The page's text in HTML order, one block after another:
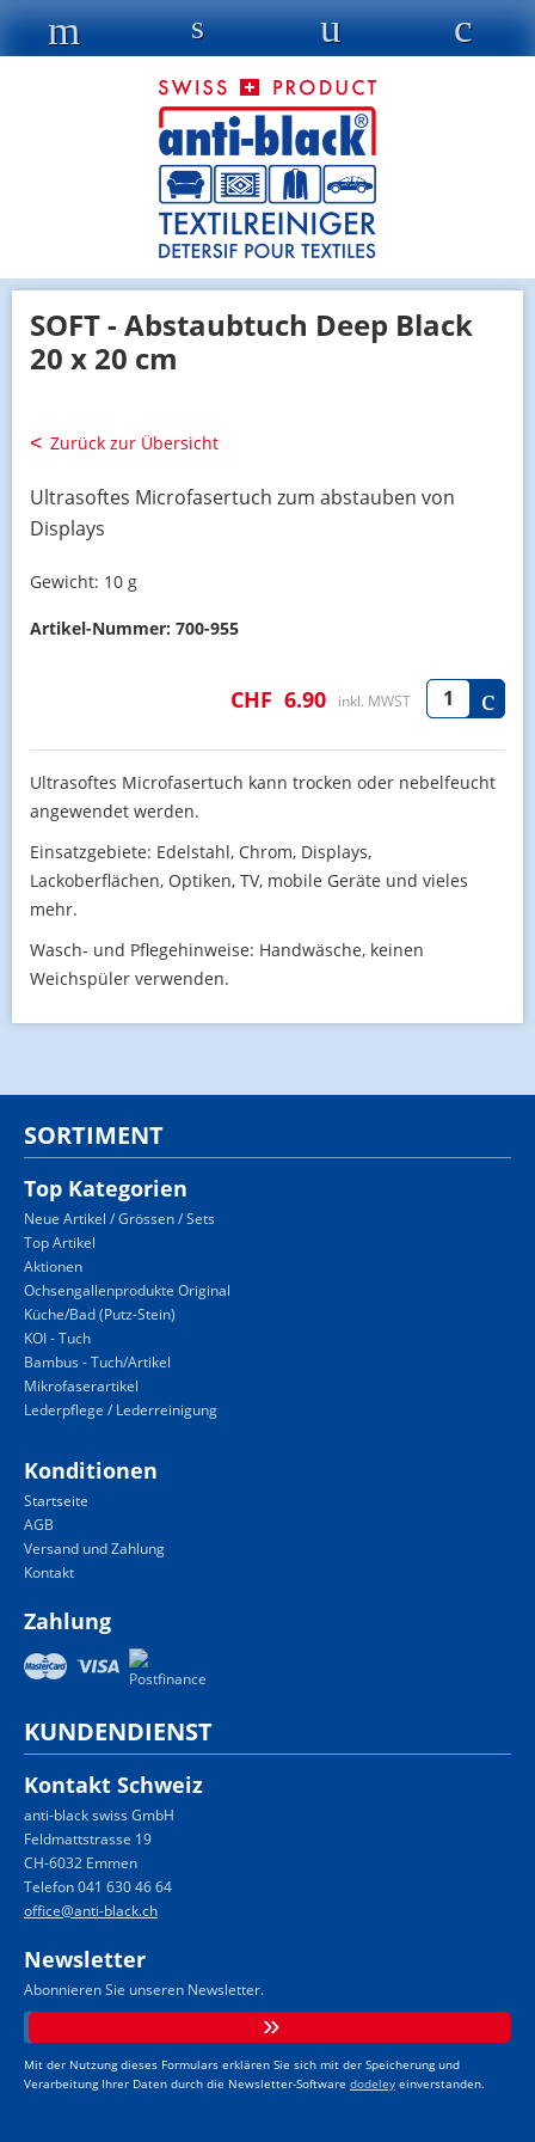
SOFT - Abstaubtuch Deep Black
20 x 20 cm
Zurück zur Übersicht
Ultrasoftes Microfasertuch zum abstauben von
Displays
Gewicht: 10 g
Artikel-Nummer: 700-955
CHF 6.90 inkl. MWST
Ultrasoftes Microfasertuch kann trocken oder nebelfeucht
angewendet werden.
Einsatzgebiete: Edelstahl, Chrom, Displays,
Lackoberflächen, Optiken, TV, mobile Geräte und vieles
mehr.
Wasch- und Pflegehinweise: Handwäsche, keinen
Weichspüler verwenden.
SORTIMENT
Top Kategorien
Neue Artikel / Grössen / Sets
Top Artikel
Aktionen
Ochsengallenprodukte Original
Küche/Bad (Putz-Stein)
KOI - Tuch
Bambus - Tuch/Artikel
Mikrofaserartikel
Lederpflege / Lederreinigung
Konditionen
Startseite
AGB
Versand und Zahlung
Kontakt
Zahlung
KUNDENDIENST
Kontakt Schweiz
anti-black swiss GmbH
Feldmattstrasse 19
CH-6032 Emmen
Telefon 041 630 46 64
office@anti-black.ch
Newsletter
Abonnieren Sie unseren Newsletter.
Mit der Nutzung dieses Formulars erklären Sie sich mit der Speicherung und
Verarbeitung Ihrer Daten durch die Newsletter-Software dodeley einverstanden.